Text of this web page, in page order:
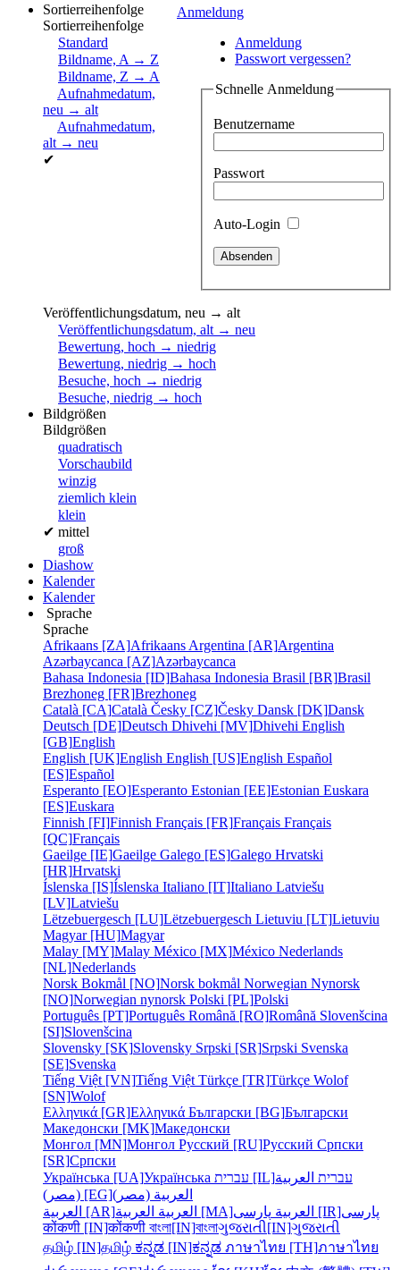
Anmeldung
Anmeldung
Passwort vergessen?
Schnelle Anmeldung
Benutzername
Passwort
Auto-Login
Sortierreihenfolge
Sortierreihenfolge
Standard
Bildname, A → Z
Bildname, Z → A
Aufnahmedatum,
neu → alt
Aufnahmedatum,
alt → neu
✔
Veröffentlichungsdatum, neu → alt
Veröffentlichungsdatum, alt → neu
Bewertung, hoch → niedrig
Bewertung, niedrig → hoch
Besuche, hoch → niedrig
Besuche, niedrig → hoch
Bildgrößen
Bildgrößen
quadratisch
Vorschaubild
winzig
ziemlich klein
klein
✔ mittel
groß
Diashow
Kalender
Kalender
Sprache
Sprache
Afrikaans [ZA]Afrikaans Argentina [AR]Argentina
Azərbaycanca [AZ]Azərbaycanca
Bahasa Indonesia [ID]Bahasa Indonesia Brasil [BR]Brasil
Brezhoneg [FR]Brezhoneg
Català [CA]Català Česky [CZ]Česky Dansk [DK]Dansk
Deutsch [DE]Deutsch Dhivehi [MV]Dhivehi English
[GB]English
English [UK]English English [US]English Español
[ES]Español
Esperanto [EO]Esperanto Estonian [EE]Estonian Euskara
[ES]Euskara
Finnish [FI]Finnish Français [FR]Français Français
[QC]Français
Gaeilge [IE]Gaeilge Galego [ES]Galego Hrvatski
[HR]Hrvatski
Íslenska [IS]Íslenska Italiano [IT]Italiano Latviešu
[LV]Latviešu
Lëtzebuergesch [LU]Lëtzebuergesch Lietuviu [LT]Lietuviu
Magyar [HU]Magyar
Malay [MY]Malay México [MX]México Nederlands
[NL]Nederlands
Norsk Bokmål [NO]Norsk bokmål Norwegian Nynorsk
[NO]Norwegian nynorsk Polski [PL]Polski
Português [PT]Português Română [RO]Română Slovenšcina
[SI]Slovenšcina
Slovensky [SK]Slovensky Srpski [SR]Srpski Svenska
[SE]Svenska
Tiếng Việt [VN]Tiếng Việt Türkçe [TR]Türkçe Wolof
[SN]Wolof
Ελληνικά [GR]Ελληνικά Български [BG]Български
Македонски [MK]Македонски
Монгол [MN]Монгол Русский [RU]Русский Српски
[SR]Српски
Українська [UA]Українська עברית [IL] עברית العربية
(مصر) [EG]العربية (مصر)
العربية [AR]
العربية العربية [MA] العربية پارسی [IR]پارسی
कोंकणी [IN]कोंकणी বাংলা[IN]বাংলাગુજરાતી[IN]ગુજરાતી
தமிழ் [IN]தமிழ் ಕನ್ನಡ [IN]ಕನ್ನಡ ภาษาไทย [TH]ภาษาไทย